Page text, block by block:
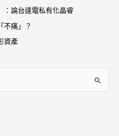
：論台達電私有化晶睿
不痛」？
資產